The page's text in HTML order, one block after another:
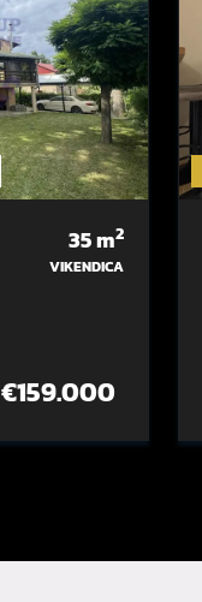
35m2
VIKENDICA
€159.000